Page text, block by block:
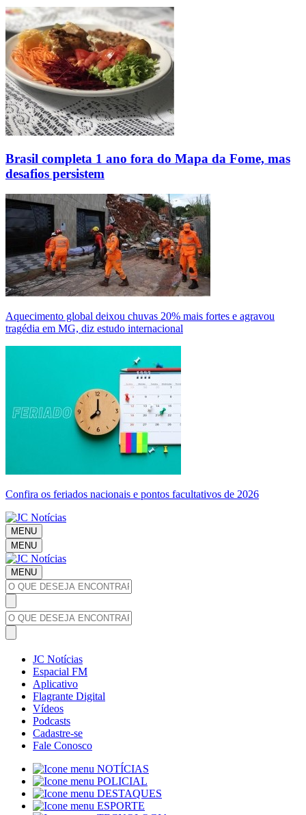
Brasil completa 1 ano fora do Mapa da Fome, mas
desafios persistem
Aquecimento global deixou chuvas 20% mais fortes e agravou
tragédia em MG, diz estudo internacional
Confira os feriados nacionais e pontos facultativos de 2026
MENU
MENU
MENU
JC Notícias
Espacial FM
Aplicativo
Flagrante Digital
Vídeos
Podcasts
Cadastre-se
Fale Conosco
NOTÍCIAS
POLICIAL
DESTAQUES
ESPORTE